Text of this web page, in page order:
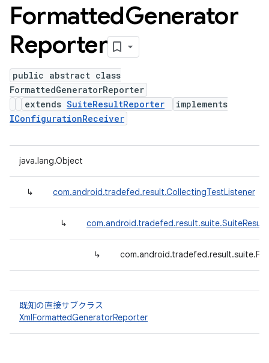
FormattedGenerator
Reporter
public abstract class
FormattedGeneratorReporter
extends SuiteResultReporter
implements
IConfigurationReceiver
java.lang.Object
↳ com.android.tradefed.result.CollectingTestListener
↳
↳
既知の直接サブクラス
XmlFormattedGeneratorReporter